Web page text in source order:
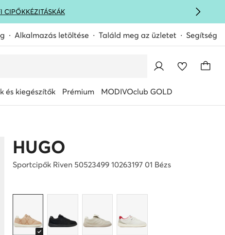
CIPŐKKÉZITÁSKÁK
Alkalmazás letöltése Találd meg az üzletet Segítség
és kiegészítők Prémium MODIVOclub GOLD
HUGO
Sportcipők Riven 50523499 10263197 01 Bézs